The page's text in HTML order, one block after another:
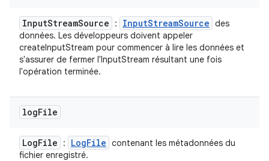
InputStreamSource : InputStreamSource des
données. Les développeurs doivent appeler
createInputStream pour commencer à lire les données et
s'assurer de fermer l'InputStream résultant une fois
l'opération terminée.
logFile
LogFile : LogFile contenant les métadonnées du
fichier enregistré.